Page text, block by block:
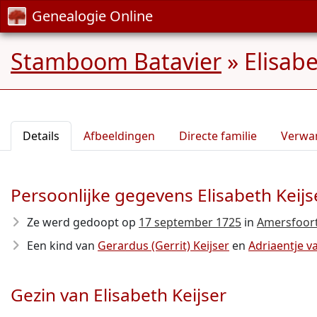
Genealogie Online
Stamboom Batavier »
Details Afbeeldingen Directe familie
Persoonlijke gegevens Elisabeth
Ze werd gedoopt op 17 september 1725 in
Een kind van Gerardus (Gerrit) Keijser en Adriaentje
Gezin van Elisabeth Keijser